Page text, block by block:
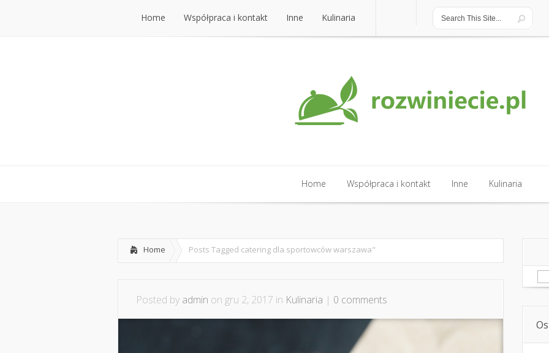
Home Współpraca i kontakt Inne Kulinaria
Home Współpraca i kontakt Inne Kulinaria
Home Posts Tagged catering dla sportowców warszawa"
Posted by admin on gru 2, 2017 in Kulinaria | 0 comments